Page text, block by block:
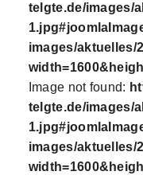
telgte.de/images/
images/aktuelles/
Image not found:
telgte.de/images/
images/aktuelles/